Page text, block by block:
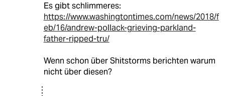
Es gibt schlimmeres:
https://www.washingtontimes.com/news/2018/f
eb/16/andrew-pollack-grieving-parkland-
father-ripped-tru/
Wenn schon über Shitstorms berichten warum
nicht über diesen?